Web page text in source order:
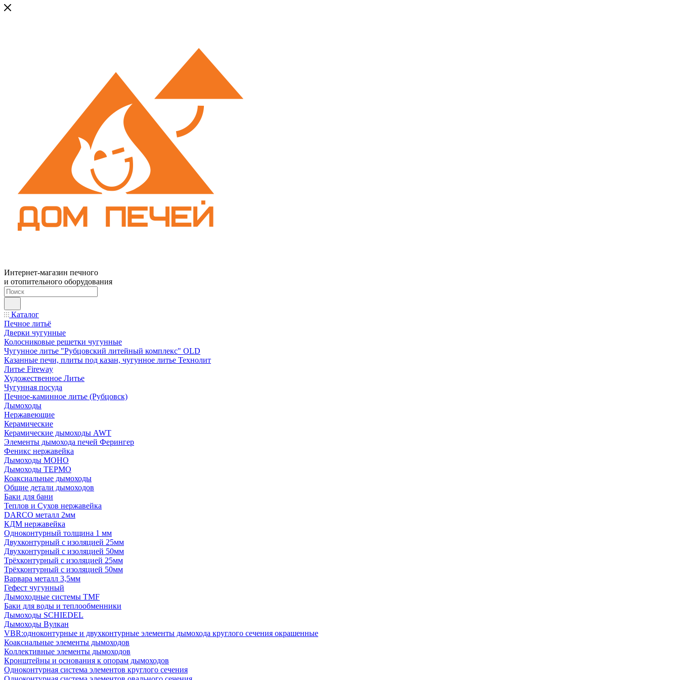
Интернет-магазин печного
и отопительного оборудования
Каталог
Печное литьё
Дверки чугунные
Колосниковые решетки чугунные
Чугунное литье "Рубцовский литейный комплекс" OLD
Казанные печи, плиты под казан, чугунное литье Технолит
Литье Fireway
Художественное Литье
Чугунная посуда
Печное-каминное литье (Рубцовск)
Дымоходы
Нержавеющие
Керамические
Керамические дымоходы AWT
Элементы дымохода печей Ферингер
Феникс нержавейка
Дымоходы МОНО
Дымоходы ТЕРМО
Коаксиальные дымоходы
Общие детали дымоходов
Баки для бани
Теплов и Сухов нержавейка
DARCO металл 2мм
КДМ нержавейка
Одноконтурный толщина 1 мм
Двухконтурный с изоляцией 25мм
Двухконтурный с изоляцией 50мм
Трёхконтурный с изоляцией 25мм
Трёхконтурный с изоляцией 50мм
Варвара металл 3,5мм
Гефест чугунный
Дымоходные системы TMF
Баки для воды и теплообменники
Дымоходы SCHIEDEL
Дымоходы Вулкан
VBR:одноконтурные и двухконтурные элементы дымохода круглого сечения окрашенные
Коаксиальные элементы дымоходов
Коллективные элементы дымоходов
Кронштейны и основания к опорам дымоходов
Одноконтурная система элементов круглого сечения